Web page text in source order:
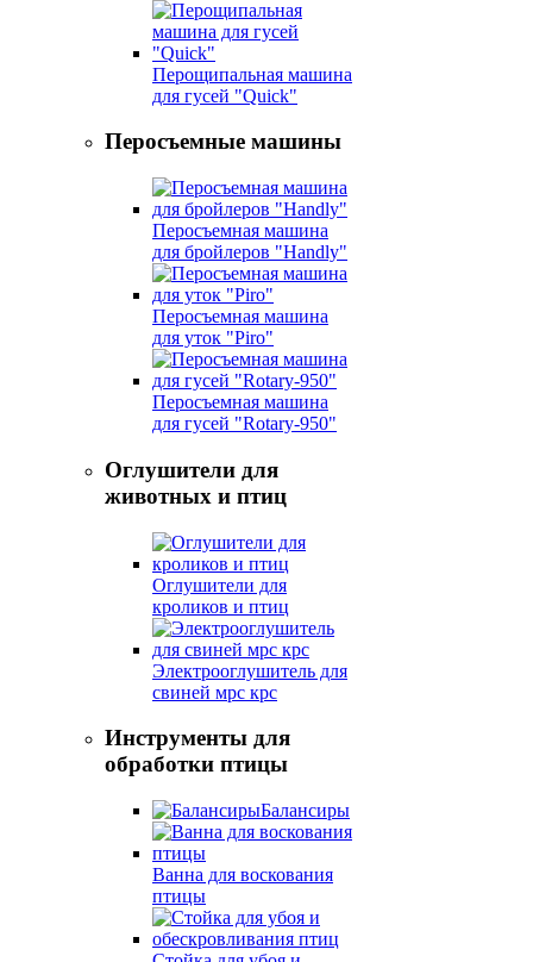
Перощипальная машина
для гусей "Quick"
Перосъемные машины
Перосъемная машина
для бройлеров "Handly"
Перосъемная машина
для уток "Piro"
Перосъемная машина
для гусей "Rotary-950"
Оглушители для
животных и птиц
Оглушители для
кроликов и птиц
Электрооглушитель для
свиней мрс крс
Инструменты для
обработки птицы
Балансиры
Ванна для воскования
птицы